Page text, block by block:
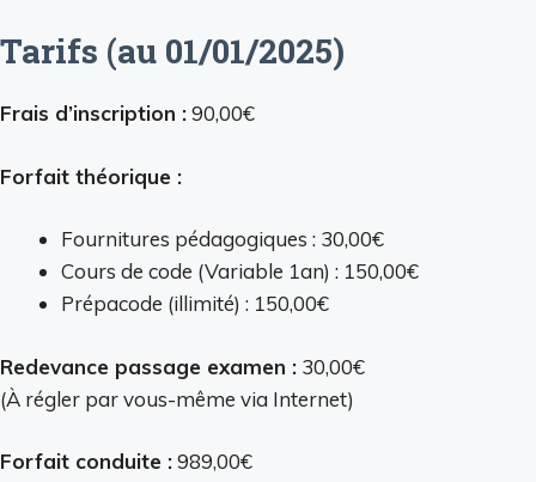
Tarifs (au 01/01/2025)
Frais d’inscription :90,00€
Forfait théorique :
Fournitures pédagogiques : 30,00€
Cours de code (Variable 1an) : 150,00€
Prépacode (illimité) : 150,00€
Redevance passage examen : 30,00€
(À régler par vous-même via Internet)
Forfait conduite :989,00€